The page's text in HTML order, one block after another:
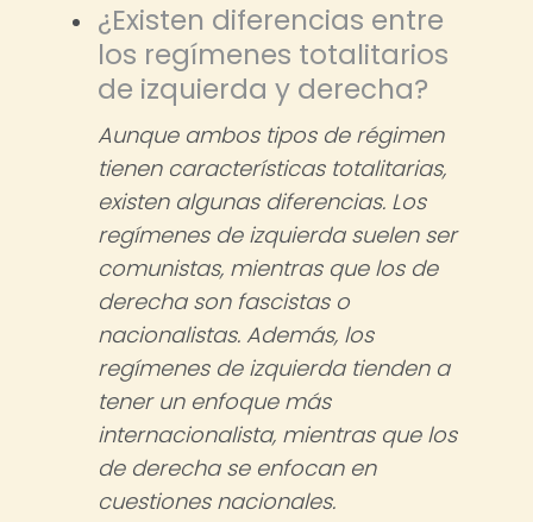
¿Existen diferencias entre
los regímenes totalitarios
de izquierda y derecha?
Aunque ambos tipos de régimen
tienen características totalitarias,
existen algunas diferencias. Los
regímenes de izquierda suelen ser
comunistas, mientras que los de
derecha son fascistas o
nacionalistas. Además, los
regímenes de izquierda tienden a
tener un enfoque más
internacionalista, mientras que los
de derecha se enfocan en
cuestiones nacionales.